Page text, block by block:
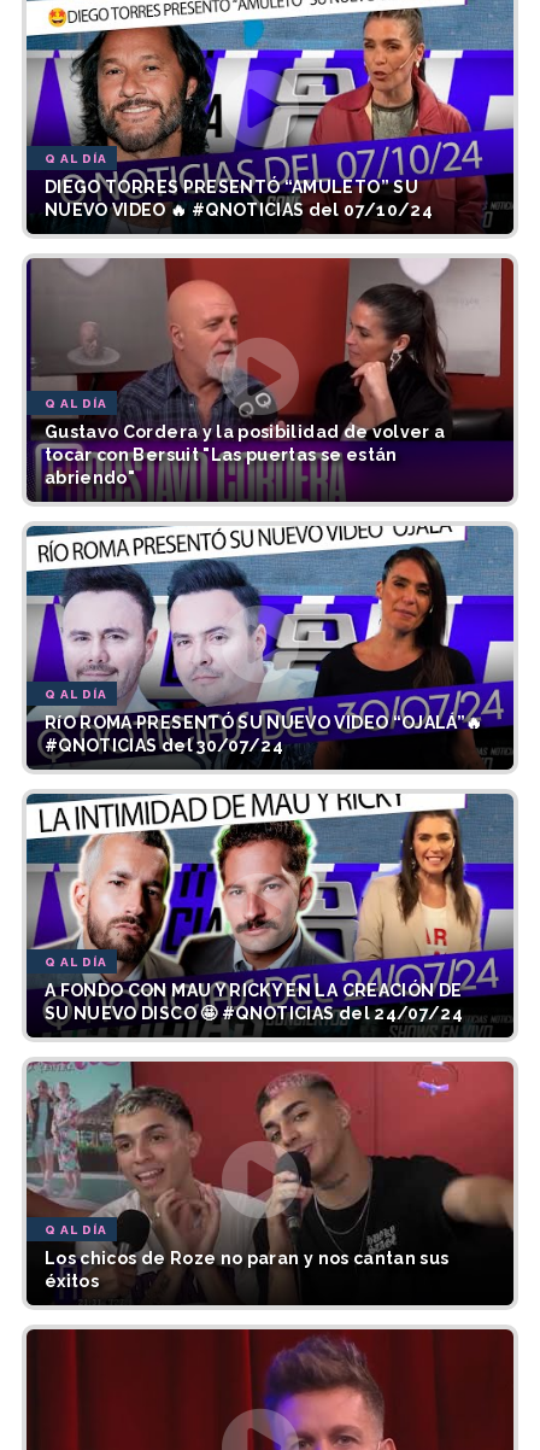
Q AL DÍA
DIEGO TORRES PRESENTÓ “AMULETO” SU
NUEVO VIDEO 🔥 #QNOTICIAS del 07/10/24
Q AL DÍA
Gustavo Cordera y la posibilidad de volver a
tocar con Bersuit "Las puertas se están
abriendo"
Q AL DÍA
RíO ROMA PRESENTÓ SU NUEVO VIDEO “OJALÁ”🔥
#QNOTICIAS del 30/07/24
Q AL DÍA
A FONDO CON MAU Y RICKY EN LA CREACIÓN DE
SU NUEVO DISCO 🤩 #QNOTICIAS del 24/07/24
Q AL DÍA
Los chicos de Roze no paran y nos cantan sus
éxitos